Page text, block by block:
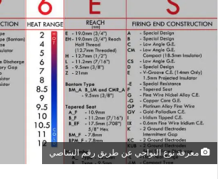
معرفة نوع البواجي عن طريق رقم الشاصي